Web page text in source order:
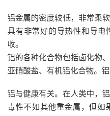
铝金属的密度较低，非常柔
具有非常好的导热性和导电
收。
铝的各种化合物包括卤化物
亚硝酸盐、有机铝化合物。
铝与健康有关。在人类中，
毒性不如其他重金属，但